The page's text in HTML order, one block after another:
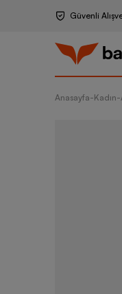
Güvenli
Anasayfa-Kadın-